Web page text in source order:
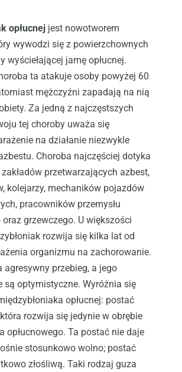
opłucnejjest nowotworem
wywodzi się z powierzchownych
wyściełającej jamę opłucnej.
ta atakuje osoby powyżej 60
mężczyźni zapadają na nią
Za jedną z najczęstszych
tej choroby uważa się
na działanie niezwykle
Choroba najczęściej dotyka
przetwarzających azbest,
kolejarzy, mechaników pojazdów
pracowników przemysłu
grzewczego. U większości
rozwija się kilka lat od
organizmu na zachorowanie.
agresywny przebieg, a jego
są optymistyczne. Wyróżnia się
opłucnej: postać
rozwija się jedynie w obrębie
opłucnowego. Ta postać nie daje
stosunkowo wolno; postać
złośliwą. Taki rodzaj guza